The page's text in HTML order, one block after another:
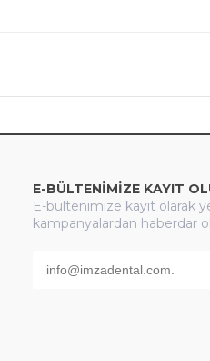
E-BÜLTENİMİZE KAYIT
E-bültenimize kayıt olarak
kampanyalardan haberdar